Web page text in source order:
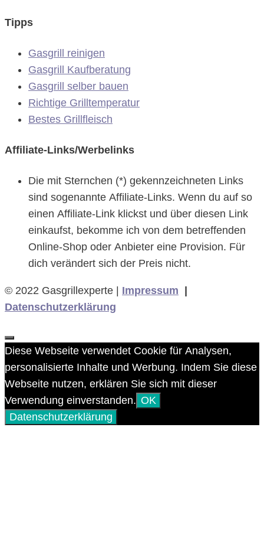
Tipps
Gasgrill reinigen
Gasgrill Kaufberatung
Gasgrill selber bauen
Richtige Grilltemperatur
Bestes Grillfleisch
Affiliate-Links/Werbelinks
Die mit Sternchen (*) gekennzeichneten Links
sind sogenannte Affiliate-Links. Wenn du auf so
einen Affiliate-Link klickst und über diesen Link
einkaufst, bekomme ich von dem betreffenden
Online-Shop oder Anbieter eine Provision. Für
dich verändert sich der Preis nicht.
© 2022 Gasgrillexperte | Impressum |
Datenschutzerklärung
Schließen
Diese Webseite verwendet Cookie für Analysen,
personalisierte Inhalte und Werbung. Indem Sie diese
Webseite nutzen, erklären Sie sich mit dieser
Verwendung einverstanden. OK
Datenschutzerklärung